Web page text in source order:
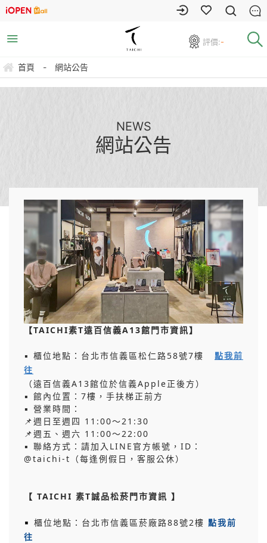
評價:-
首頁 - 網站公告
NEWS
網站公告
【TAICHI素T遠百信義A13館門市資訊】
▪ 櫃位地點：台北市信義區松仁路58號7樓 點我前
往
（遠百信義A13館位於信義Apple正後方）
▪ 館內位置：7樓，手扶梯正前方
▪ 營業時間：
📌週日至週四 11:00～21:30
📌週五、週六 11:00～22:00
▪ 聯絡方式：請加入LINE官方帳號，ID：
@taichi-t（每逢例假日，客服公休）
【 TAICHI 素T誠品松菸門市資訊 】
▪ 櫃位地點：台北市信義區菸廠路88號2樓 點我前
往